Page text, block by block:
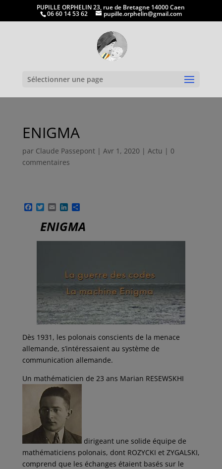
PUPILLE ORPHELIN 23, rue de Bretagne 14000 Caen
06 60 14 53 62 pupille.orphelin@gmail.com
Sélectionner une page
ENIGMA
par Claude Passepont| Avr 1, 2020 | Actu | 0
commentaires
F
b
T
i
t
t
E
a
i
l
L
n
k
e
P
r
t
a
ENIGMA
Dès 1931, les polonais conscients de la menace
allemande, s’intéressaient au système de
communication allemande.
Un mathématicien de 23 ans Marian RESEWSKHI
dirigeant une solide équipe de
mathématiciens polonais, dont ROZYCKI et ZYGALSKI,
comprend que les échanges étaient basés sur le